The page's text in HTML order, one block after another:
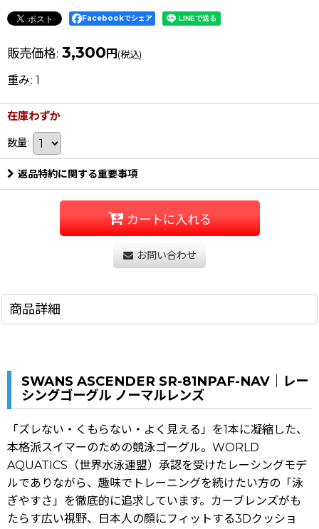
Facebookでシェア
販売価格: 3,300 円 (税込)
重み: 1
在庫わずか
数量:
返品特約に関する重要事項
カートに入れる
お問い合わせ
商品詳細
SWANS ASCENDER SR-81NPAF-NAV｜レー
シングゴーグル ノーマルレンズ
「ズレない・くもらない・よく見える」を1本に凝縮した、
本格派スイマーのための競泳ゴーグル。WORLD
AQUATICS（世界水泳連盟）承認を受けたレーシングモデ
ルでありながら、趣味でトレーニングを続けたい方の「泳
ぎやすさ」を徹底的に追求しています。カーブレンズがも
たらす広い視野、日本人の顔にフィットする3Dクッショ